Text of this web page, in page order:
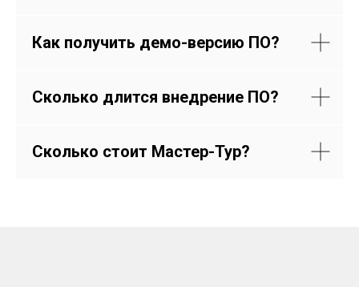
Как получить демо-версию ПО?
Сколько длится внедрение ПО?
Сколько стоит Мастер-Тур?